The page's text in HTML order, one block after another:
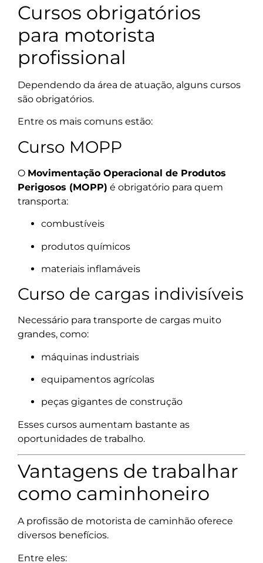
Cursos obrigatórios
para motorista
profissional
Dependendo da área de atuação, alguns cursos
são obrigatórios.
Entre os mais comuns estão:
Curso MOPP
O Movimentação Operacional de Produtos
Perigosos (MOPP) é obrigatório para quem
transporta:
combustíveis
produtos químicos
materiais inflamáveis
Curso de cargas indivisíveis
Necessário para transporte de cargas muito
grandes, como:
máquinas industriais
equipamentos agrícolas
peças gigantes de construção
Esses cursos aumentam bastante as
oportunidades de trabalho.
Vantagens de trabalhar
como caminhoneiro
A profissão de motorista de caminhão oferece
diversos benefícios.
Entre eles: